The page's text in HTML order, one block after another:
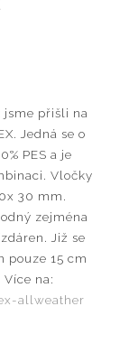
jsme přišli na
Jedná se o
PES a je
Vločky
30 mm.
zejména
Již se
pouze 15 cm
Více na:
allweather